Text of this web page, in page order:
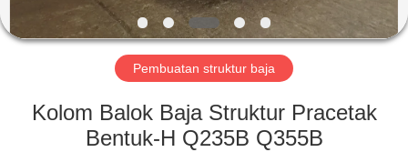
TAMPILAN
VR
TENTANG
Pembuatan struktur baja
Kolom Balok Baja Struktur Pracetak
Bentuk-H Q235B Q355B